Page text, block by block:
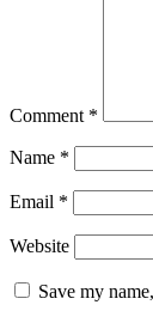
Comment *
Name *
Email *
Website
Save my